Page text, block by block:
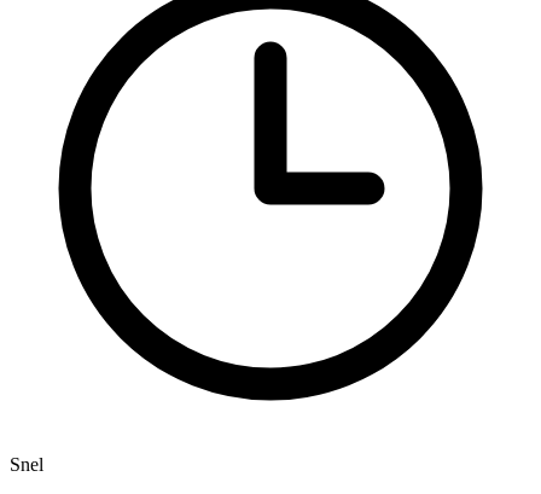
Snel